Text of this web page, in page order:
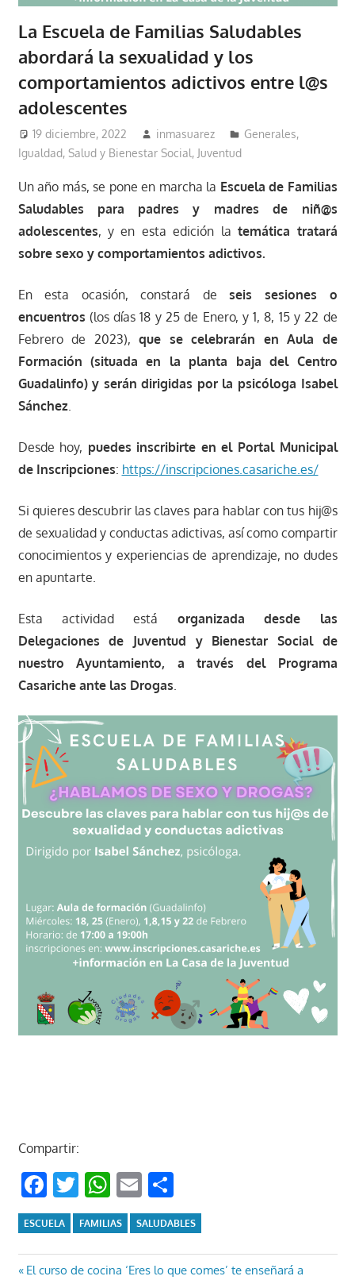
La Escuela de Familias Saludables
abordará la sexualidad y los
comportamientos adictivos entre l@s
adolescentes
19 diciembre, 2022 inmasuarez Generales,
Igualdad, Salud y Bienestar Social, Juventud
Un año más, se pone en marcha la Escuela de Familias
Saludables para padres y madres de niñ@s
adolescentes, y en esta edición latemática tratará
sobre sexo y comportamientos adictivos.
En esta ocasión, constará deseis sesiones o
encuentros (los días 18 y 25 de Enero, y 1, 8, 15 y 22 de
Febrero de 2023), que se celebrarán en Aula de
Formación (situada en la planta baja del Centro
Guadalinfo) y serán dirigidas por la psicóloga Isabel
Sánchez.
Desde hoy, puedes inscribirte en el Portal Municipal
de Inscripciones: https://inscripciones.casariche.es/
Si quieres descubrir las claves para hablar con tus hij@s
de sexualidad y conductas adictivas, así como compartir
conocimientos y experiencias de aprendizaje, no dudes
en apuntarte.
Esta actividad está organizada desde las
Delegaciones de Juventud y Bienestar Social de
nuestro Ayuntamiento, a través del Programa
Casariche ante las Drogas.
Compartir:
Facebook
Twitter
WhatsApp
EmailCompartir
ESCUELA FAMILIAS SALUDABLES
Entrada
El curso de cocina ‘Eres lo que comes’ te enseñará a